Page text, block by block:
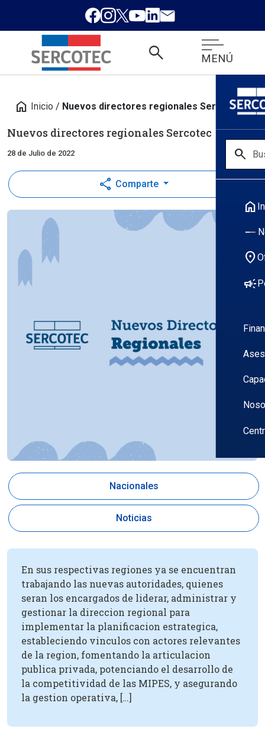
search MENÚ
search
home
location_on
campaign
home Inicio / Nuevos directores regionales Sercotec
Nuevos directores regionales Sercotec
28 de Julio de 2022
share Comparte
Nacionales
Noticias
En sus respectivas regiones ya se encuentran
trabajando las nuevas autoridades, quienes
seran los encargados de liderar, administrar y
gestionar la direccion regional para
implementar la planificacion estrategica,
estableciendo vinculos con actores relevantes
de la region, fomentando la articulacion
publica privada, potenciando el desarrollo de
la competitividad de las MIPES, y asegurando
la gestion operativa, […]